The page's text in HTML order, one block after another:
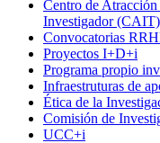
Centro de
Investigador (CAIT)
Convocatorias
Proyectos I+D+i
Programa propio
Infraestruturas de
Ética de la
Comisión de
UCC+i